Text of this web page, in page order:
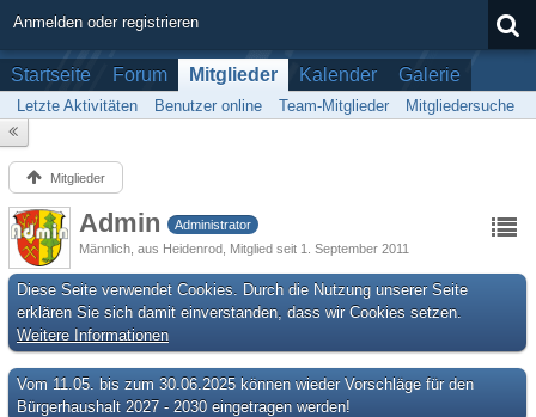
Anmelden oder registrieren
Startseite Forum Mitglieder Kalender Galerie
Letzte Aktivitäten Benutzer online Team-Mitglieder Mitgliedersuche
Mitglieder
Admin
Administrator
Männlich aus Heidenrod Mitglied seit 1. September 2011
Diese Seite verwendet Cookies. Durch die Nutzung unserer Seite
erklären Sie sich damit einverstanden, dass wir Cookies setzen.
Weitere Informationen
Vom 11.05. bis zum 30.06.2025 können wieder Vorschläge für den
Bürgerhaushalt 2027 - 2030 eingetragen werden!